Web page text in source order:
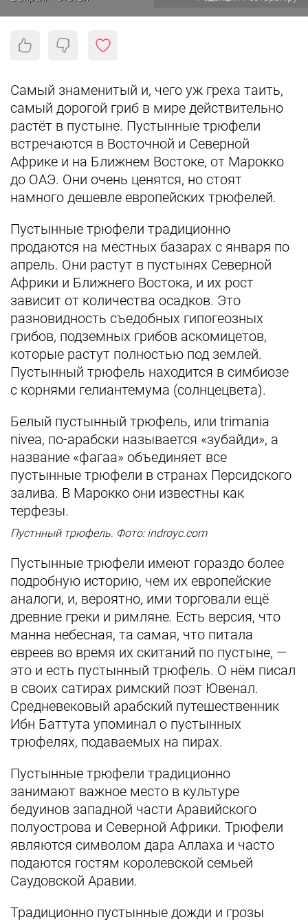
Самый знаменитый и, чего уж греха таить,
самый дорогой гриб в мире действительно
растёт в пустыне. Пустынные трюфели
встречаются в Восточной и Северной
Африке и на Ближнем Востоке, от Марокко
до ОАЭ. Они очень ценятся, но стоят
намного дешевле европейских трюфелей.
Пустынные трюфели традиционно
продаются на местных базарах с января по
апрель. Они растут в пустынях Северной
Африки и Ближнего Востока, и их рост
зависит от количества осадков. Это
разновидность съедобных гипогеозных
грибов, подземных грибов аскомицетов,
которые растут полностью под землей.
Пустынный трюфель находится в симбиозе
с корнями гелиантемума (солнцецвета).
Белый пустынный трюфель, или trimania
nivea, по-арабски называется «зубайди», а
название «фагаа» объединяет все
пустынные трюфели в странах Персидского
залива. В Марокко они известны как
терфезы.
Пустнный трюфель. Фото: indroyc.com
Пустынные трюфели имеют гораздо более
подробную историю, чем их европейские
аналоги, и, вероятно, ими торговали ещё
древние греки и римляне. Есть версия, что
манна небесная, та самая, что питала
евреев во время их скитаний по пустыне, —
это и есть пустынный трюфель. О нём писал
в своих сатирах римский поэт Ювенал.
Средневековый арабский путешественник
Ибн Баттута упоминал о пустынных
трюфелях, подаваемых на пирах.
Пустынные трюфели традиционно
занимают важное место в культуре
бедуинов западной части Аравийского
полуострова и Северной Африки. Трюфели
являются символом дара Аллаха и часто
подаются гостям королевской семьей
Саудовской Аравии.
Традиционно пустынные дожди и грозы